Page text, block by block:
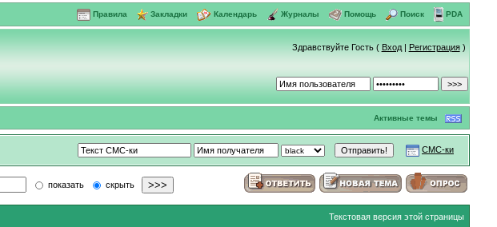
Правила Закладки Календарь Журналы Помощь Поиск PDA
Здравствуйте Гость ( Вход| Регистрация)
Активные темы
СМС-ки
показать скрыть
Текстовая версия этой страницы